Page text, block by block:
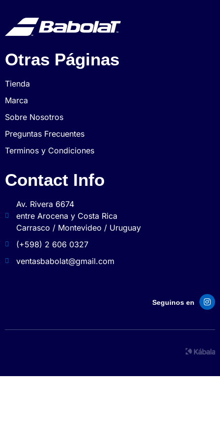
Otras Páginas
Tienda
Marca
Sobre Nosotros
Preguntas Frecuentes
Terminos y Condiciones
Contact Info
Av. Rivera 6674
entre Arocena y Costa Rica
Carrasco / Montevideo / Uruguay
(+598) 2 606 0327
ventasbabolat@gmail.com
Seguinos en